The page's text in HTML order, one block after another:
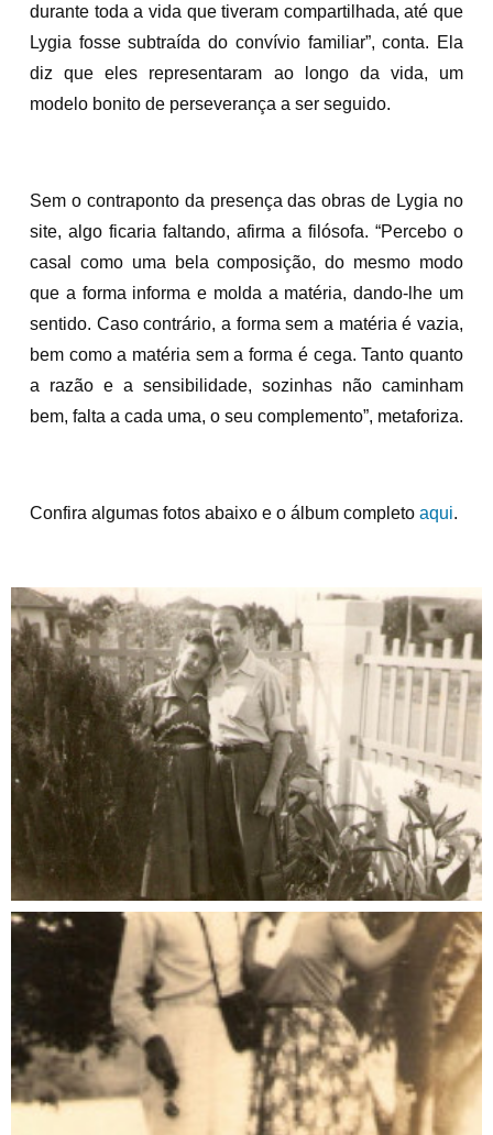
durante toda a vida que tiveram compartilhada, até que
Lygia fosse subtraída do convívio familiar”, conta. Ela
diz que eles representaram ao longo da vida, um
modelo bonito de perseverança a ser seguido.
Sem o contraponto da presença das obras de Lygia no
site, algo ficaria faltando, afirma a filósofa. “Percebo o
casal como uma bela composição, do mesmo modo
que a forma informa e molda a matéria, dando-lhe um
sentido. Caso contrário, a forma sem a matéria é vazia,
bem como a matéria sem a forma é cega. Tanto quanto
a razão e a sensibilidade, sozinhas não caminham
bem, falta a cada uma, o seu complemento”, metaforiza.
Confira algumas fotos abaixo e o álbum completo aqui.